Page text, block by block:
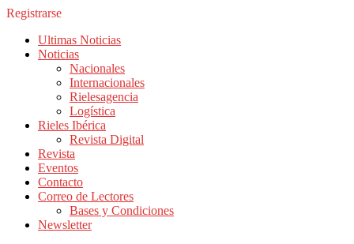
Registrarse
Ultimas Noticias
Noticias
Nacionales
Internacionales
Rielesagencia
Logística
Rieles Ibérica
Revista Digital
Revista
Eventos
Contacto
Correo de Lectores
Bases y Condiciones
Newsletter